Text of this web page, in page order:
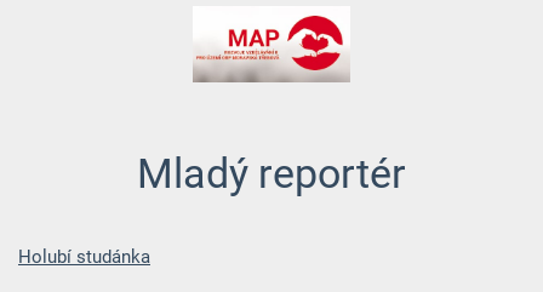
Mladý reportér
Holubí studánka